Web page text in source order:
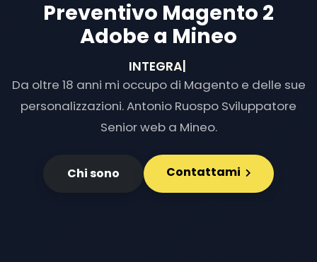
Preventivo Magento 2
Adobe a Mineo
INTEGRAZIONI E
Da oltre 18 anni mi occupo di Magento e delle sue
personalizzazioni. Antonio Ruospo Sviluppatore
Senior web a Mineo.
Chi sono Contattami